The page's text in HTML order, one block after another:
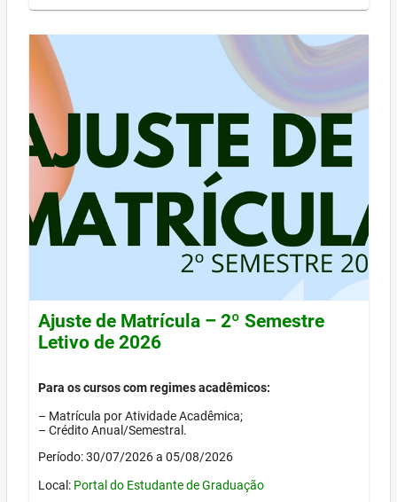
Ajuste de Matrícula – 2º Semestre
Letivo de 2026
Para os cursos com regimes acadêmicos:
– Matrícula por Atividade Acadêmica;
– Crédito Anual/Semestral.
Período: 30/07/2026 a 05/08/2026
Local: Portal do Estudante de Graduação